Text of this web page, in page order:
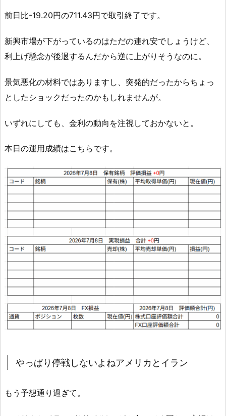
前日比-19.20円の711.43円で取引終了です。
新興市場が下がっているのはただの連れ安でしょうけど、
利上げ懸念が後退するんだから逆に上がりそうなのに。
景気悪化の材料ではありますし、突発的だったからちょっ
としたショックだったのかもしれませんが。
いずれにしても、金利の動向を注視しておかないと。
本日の運用成績はこちらです。
やっぱり停戦しないよねアメリカとイラン
もう予想通り過ぎて。